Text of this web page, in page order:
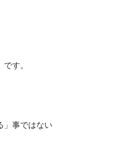
す。
」事ではない